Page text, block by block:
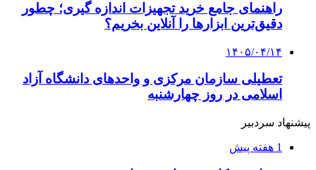
راهنمای جامع خرید تجهیزات اندازه گیری؛ چطور
دقیق‌ترین ابزارها را آنلاین بخریم؟
۱۴۰۵/۰۴/۱۴
تعطیلی سازمان مرکزی و واحدهای دانشگاه آزاد
اسلامی در روز چهارشنبه
پیشنهاد سردبیر
1 هفته پیش